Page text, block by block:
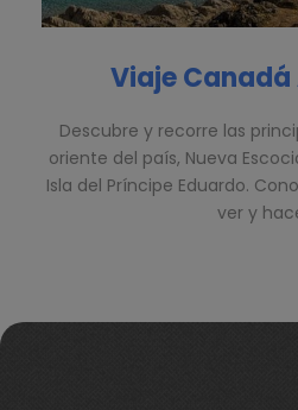
Viaje
Descubre y recorre las
oriente del país, Nueva
Isla del Príncipe Eduardo.
ver y